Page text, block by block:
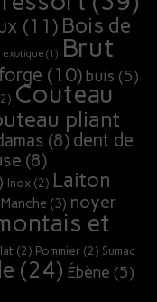
(11) Bois de
exotique (1) Brut
(10) buis (5)
Couteau
pliant
(8) dent de
(8)
Inox (2) Laiton
Manche (3) noyer
et
(2) Pommier (2) Sumac
(24) Ébène (5)